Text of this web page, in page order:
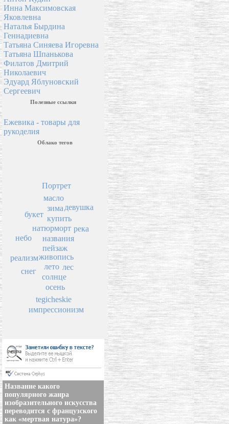
Инна Максимовская
Яковлевна
Наталья Бырдина
Геннадиевна
Татьяна Синяева Игоревна
Татьяна Шпанькова
Филатов Дмитрий
Николаевич
Эдуард Яблуновский
Сергеевич
Полезные ссылки
Ежевика - товары для
рукоделия
Облако тегов
пейзаж
названия
живопись
лето
натюрморт
купить
солнце
лес
зима
осень
букет
масло
река
снег
tegicheskie
реализм
небо
импрессионизм
Портрет
девушка
Название какого
популярного жанра
изобразительного искусства
переводится с французского
как «мертвая натура»?